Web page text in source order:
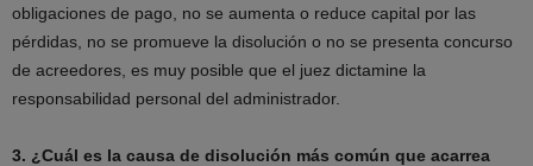
obligaciones de pago, no se aumenta o reduce capital por las
pérdidas, no se promueve la disolución o no se presenta concurso
de acreedores, es muy posible que el juez dictamine la
responsabilidad personal del administrador.
3. ¿Cuál es la causa de disolución más común que acarrea